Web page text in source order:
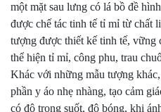
một mặt sau lưng có lá bồ đề
được chế tác tinh tế tỉ mỉ từ chất
tượng được thiết kế tinh tế, vững
thể hiện tỉ mỉ, công phu, trau
Khác với những mẫu tượng
phần y áo nhẹ nhàng, tạo cảm
có độ trong suốt, độ bóng, khi